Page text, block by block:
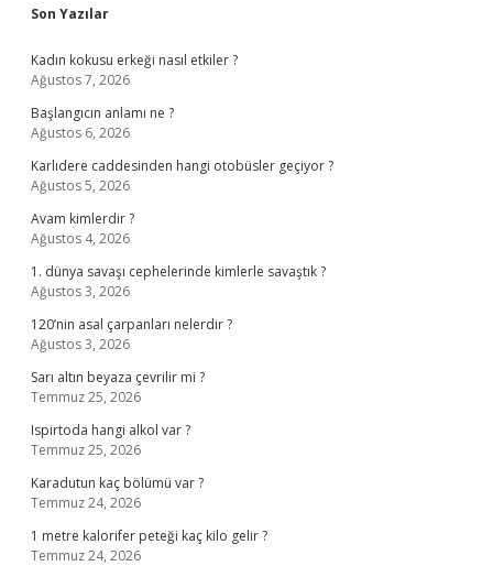
Sidebar
Son Yazılar
Kadın kokusu erkeği nasıl etkiler ?
Ağustos 7, 2026
Başlangıcın anlamı ne ?
Ağustos 6, 2026
Karlıdere caddesinden hangi otobüsler geçiyor ?
Ağustos 5, 2026
Avam kimlerdir ?
Ağustos 4, 2026
1. dünya savaşı cephelerinde kimlerle savaştık ?
Ağustos 3, 2026
120’nin asal çarpanları nelerdir ?
Ağustos 3, 2026
Sarı altın beyaza çevrilir mi ?
Temmuz 25, 2026
Ispirtoda hangi alkol var ?
Temmuz 25, 2026
Karadutun kaç bölümü var ?
Temmuz 24, 2026
1 metre kalorifer peteği kaç kilo gelir ?
Temmuz 24, 2026